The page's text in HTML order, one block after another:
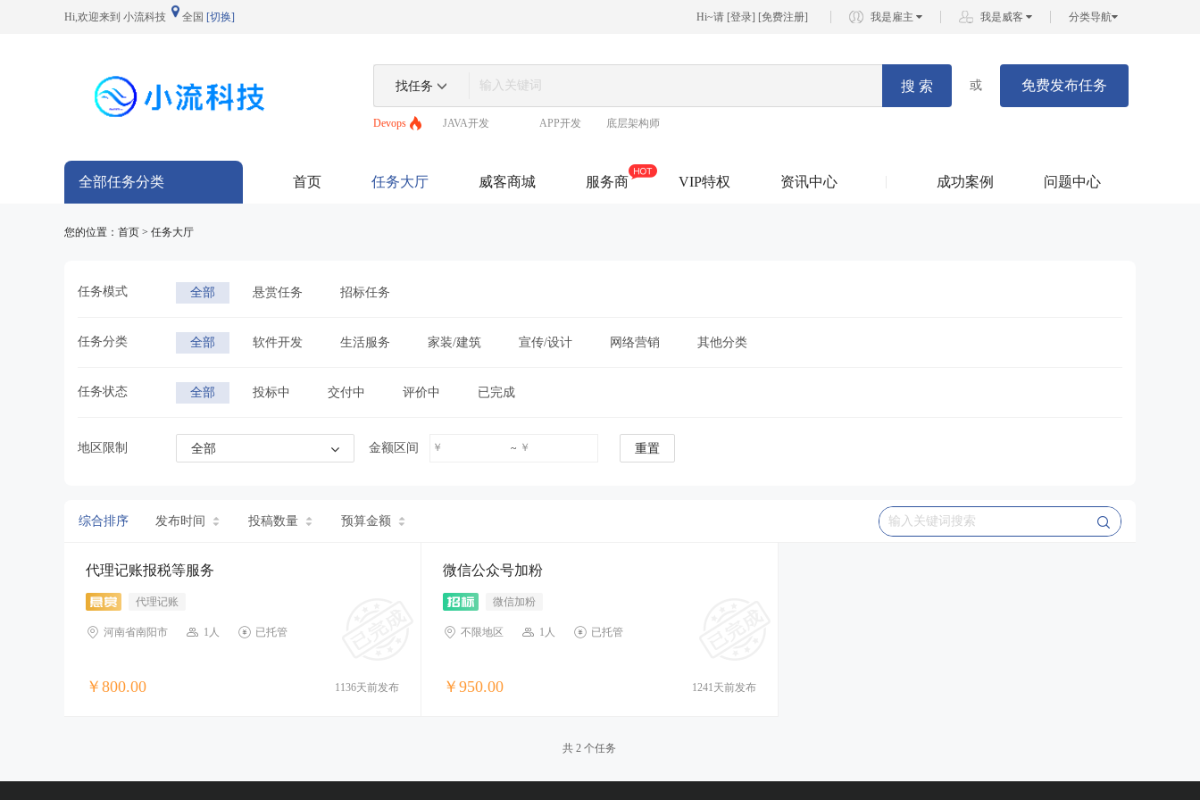
Hi,欢迎来到 小流科技 全国 [切换] Hi~请 [登录] [免费注册] 我是雇主 我是威客 分类导航
找任务 搜 索
Devops JAVA开发 APP开发 底层架构师
或 免费发布任务
全部任务分类 首页 任务大厅 威客商城 服务商 VIP特权 资讯中心 成功案例 问题中心
您的位置：首页 > 任务大厅
任务模式 全部 悬赏任务 招标任务
任务分类 全部 软件开发 生活服务 家装/建筑 宣传/设计 网络营销 其他分类
任务状态 全部 投标中 交付中 评价中 已完成
地区限制 全部 金额区间 ￥ ￥
~ 重置
综合排序 发布时间 投稿数量 预算金额
代理记账报税等服务
代理记账
河南省南阳市 1人 已托管
￥800.00 1136天前发布
微信公众号加粉
微信加粉
不限地区 1人 已托管
￥950.00 1241天前发布
共 2 个任务